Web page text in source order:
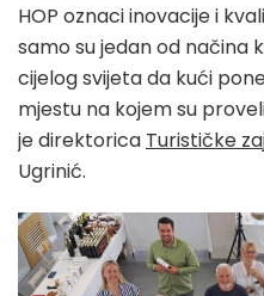
HOP oznaci inovacije i
samo su jedan od načina
cijelog svijeta da kući
mjestu na kojem su
je direktorica Turističke
Ugrinić.